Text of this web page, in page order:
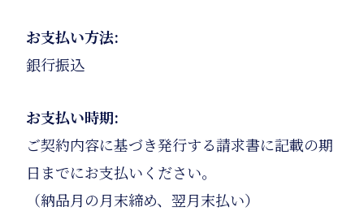
お支払い方法:
銀行振込
お支払い時期:
ご契約内容に基づき発行する請求書に記載の期
日までにお支払いください。
（納品月の月末締め、翌月末払い）